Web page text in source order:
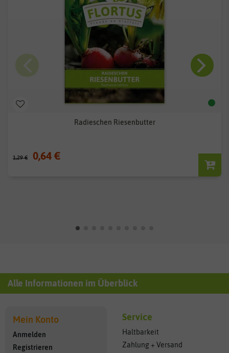
Radieschen Riesenbutter
1,29 € 0,64 €
Alle Informationen im Überblick
Mein Konto
Anmelden
Registrieren
Service
Haltbarkeit
Zahlung + Versand